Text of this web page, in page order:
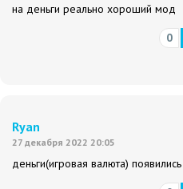
на деньги реально хороший мод
0
Ryan
27 декабря 2022 20:05
деньги(игровая валюта)